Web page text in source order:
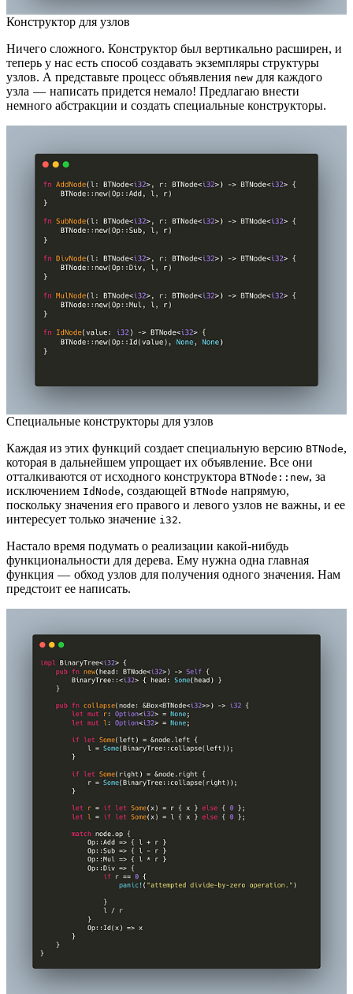
Конструктор для узлов
Ничего сложного. Конструктор был вертикально расширен, и
теперь у нас есть способ создавать экземпляры структуры
узлов. А представьте процесс объявления new для каждого
узла — написать придется немало! Предлагаю внести
немного абстракции и создать специальные конструкторы.
Специальные конструкторы для узлов
Каждая из этих функций создает специальную версию BTNode,
которая в дальнейшем упрощает их объявление. Все они
отталкиваются от исходного конструктора BTNode::new, за
исключением IdNode, создающей BTNode напрямую,
поскольку значения его правого и левого узлов не важны, и ее
интересует только значение i32.
Настало время подумать о реализации какой-нибудь
функциональности для дерева. Ему нужна одна главная
функция — обход узлов для получения одного значения. Нам
предстоит ее написать.